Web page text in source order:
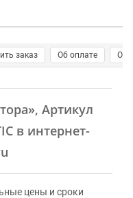
заказ Об оплате О
, Артикул
в интернет-
цены и сроки